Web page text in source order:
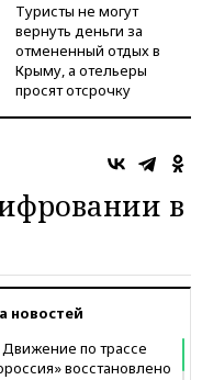
Туристы не могут
вернуть деньги за
отмененный отдых в
Крыму, а отельеры
просят отсрочку
в
новостей
Движение по трассе
восстановлено